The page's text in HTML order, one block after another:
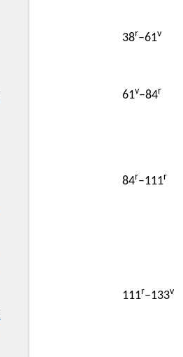
38r–61v
61v–84r
84r–111r
111r–133v